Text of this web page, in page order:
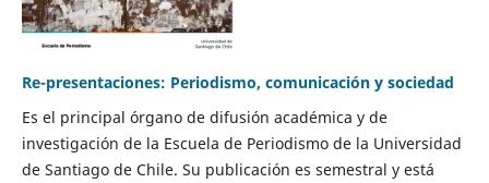
Re-presentaciones: Periodismo, comunicación y sociedad
Es el principal órgano de difusión académica y de
investigación de la Escuela de Periodismo de la Universidad
de Santiago de Chile. Su publicación es semestral y está